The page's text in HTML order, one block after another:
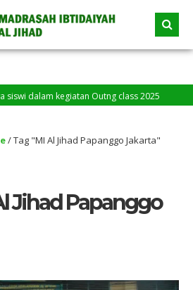
kegiatan Outng class 2025
/Tag "MI Al Jihad Papanggo Jakarta"
Jihad Papanggo